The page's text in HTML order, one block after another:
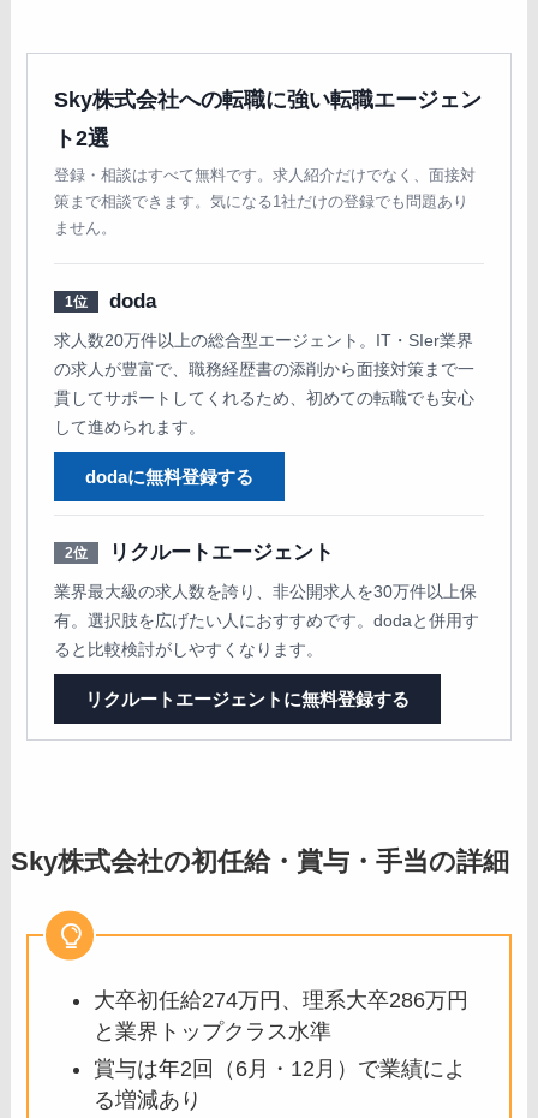
Sky株式会社への転職に強い転職エージェン
ト2選
登録・相談はすべて無料です。求人紹介だけでなく、面接対
策まで相談できます。気になる1社だけの登録でも問題あり
ません。
1位 doda
求人数20万件以上の総合型エージェント。IT・SIer業界
の求人が豊富で、職務経歴書の添削から面接対策まで一
貫してサポートしてくれるため、初めての転職でも安心
して進められます。
dodaに無料登録する
2位 リクルートエージェント
業界最大級の求人数を誇り、非公開求人を30万件以上保
有。選択肢を広げたい人におすすめです。dodaと併用す
ると比較検討がしやすくなります。
リクルートエージェントに無料登録する
Sky株式会社の初任給・賞与・手当の詳細
大卒初任給274万円、理系大卒286万円
と業界トップクラス水準
賞与は年2回（6月・12月）で業績によ
る増減あり